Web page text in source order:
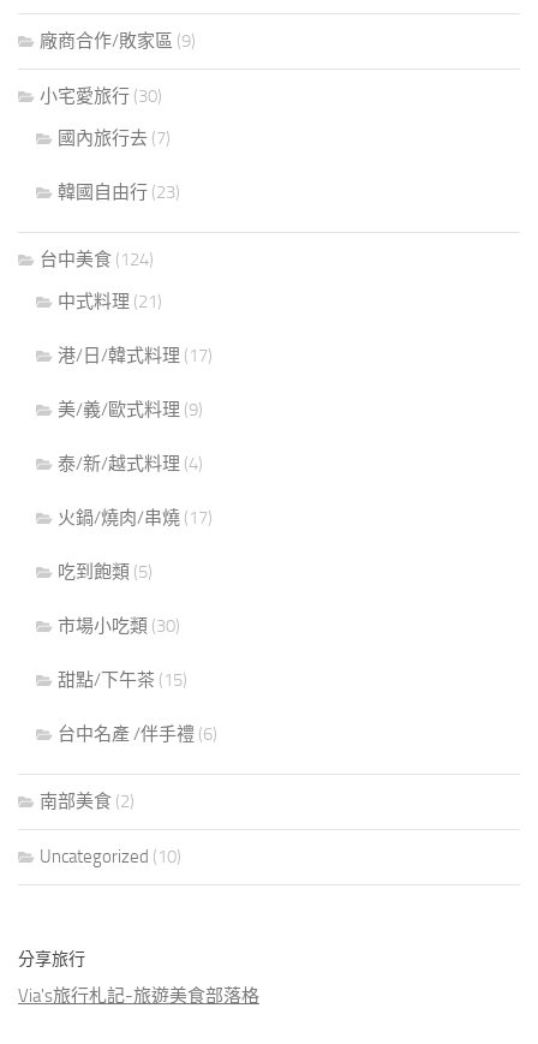
廠商合作/敗家區 (9)
小宅愛旅行 (30)
國內旅行去 (7)
韓國自由行 (23)
台中美食 (124)
中式料理 (21)
港/日/韓式料理 (17)
美/義/歐式料理 (9)
泰/新/越式料理 (4)
火鍋/燒肉/串燒 (17)
吃到飽類 (5)
市場小吃類 (30)
甜點/下午茶 (15)
台中名產 /伴手禮 (6)
南部美食 (2)
Uncategorized (10)
分享旅行
Via's旅行札記-旅遊美食部落格